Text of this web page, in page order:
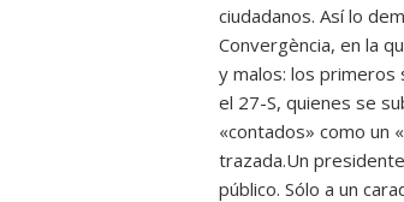
ciudadanos. Así lo
Convergència, en la
y malos: los primeros
el 27-S, quienes se
«contados» como un
trazada.Un
público. Sólo a un